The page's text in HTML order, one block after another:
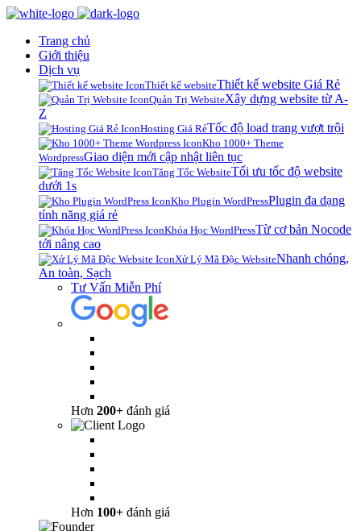
Trang chủ
Giới thiệu
Dịch vụ
Thiết kế websiteThiết kế website Giá Rẻ
Quản Trị WebsiteXây dựng website từ A-
Z
Hosting Giá RẻTốc độ load trang vượt trội
Kho 1000+ Theme
WordpressGiao diện mới cập nhật liên tục
Tăng Tốc WebsiteTối ưu tốc độ website
dưới 1s
Kho Plugin WordPressPlugin đa dạng
tính năng giá rẻ
Khóa Học WordPressTừ cơ bản Nocode
tới nâng cao
Xử Lý Mã Độc WebsiteNhanh chóng,
An toàn, Sạch
Tư Vấn Miễn Phí
Hơn 200+ đánh giá
Hơn 100+ đánh giá